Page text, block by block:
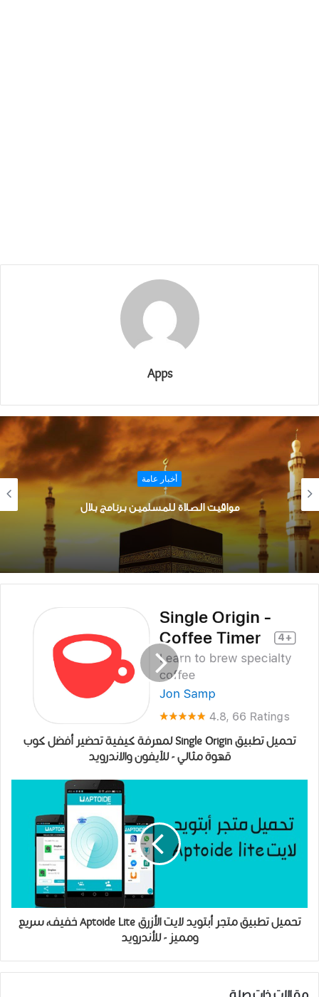
Apps
أخبار عامة
تحميل تطبيق جلسة
تحميل ﺗﻄﺒﻴﻖ Single Origin لمعرفة كيفية تحضير أفضل كوب
قهوة مثالي - للآيفون والاندرويد
تحميل تطبيق متجر أبتويد لايت الأزرق Aptoide Lite خفيف، سريع
ومميز - للأندرويد